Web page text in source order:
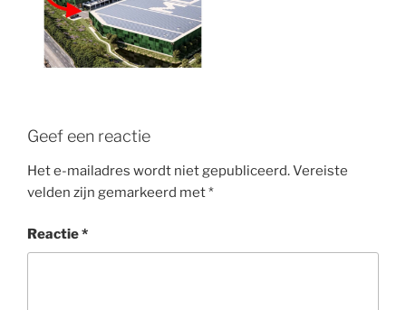
Geef een reactie
Het e-mailadres wordt niet gepubliceerd.Vereiste
velden zijn gemarkeerd met*
Reactie*